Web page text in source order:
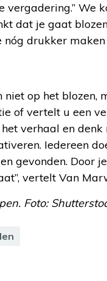
We
dat je gaat
drukker maken
niet op het blozen,
of vertelt u een
verhaal en denk
Iedereen
gevonden. Door
vertelt Van
Foto: